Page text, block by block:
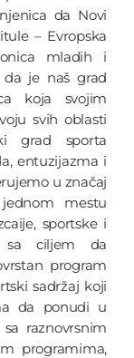
da Novi
– Evropska
mladih i
da je naš grad
koja svojim
svih oblasti
grad sporta
entuzijazma i
u značaj
mestu
sportske i
sa ciljem da
program
sadržaj koji
da ponudi u
raznovrsnim
programima,